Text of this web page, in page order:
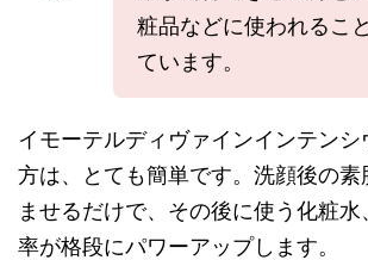
粧品などに使われるこ
ています。
イモーテルディヴァインインテン
方は、とても簡単です。洗顔後の素
ませるだけで、その後に使う化粧
率が格段にパワーアップします。